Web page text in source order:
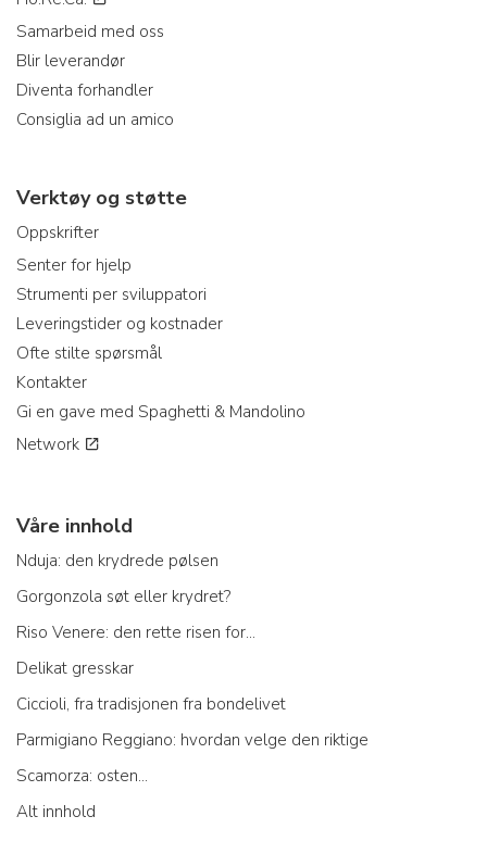
Samarbeid med oss
Blir leverandør
Diventa forhandler
Consiglia ad un amico
Verktøy og støtte
Oppskrifter
Senter for hjelp
Strumenti per sviluppatori
Leveringstider og kostnader
Ofte stilte spørsmål
Kontakter
Gi en gave med Spaghetti & Mandolino
Network
Våre innhold
Nduja: den krydrede pølsen
Gorgonzola søt eller krydret?
Riso Venere: den rette risen for...
Delikat gresskar
Ciccioli, fra tradisjonen fra bondelivet
Parmigiano Reggiano: hvordan velge den riktige
Scamorza: osten...
Alt innhold